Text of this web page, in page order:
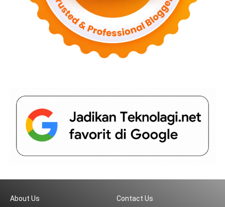
About Us Contact Us